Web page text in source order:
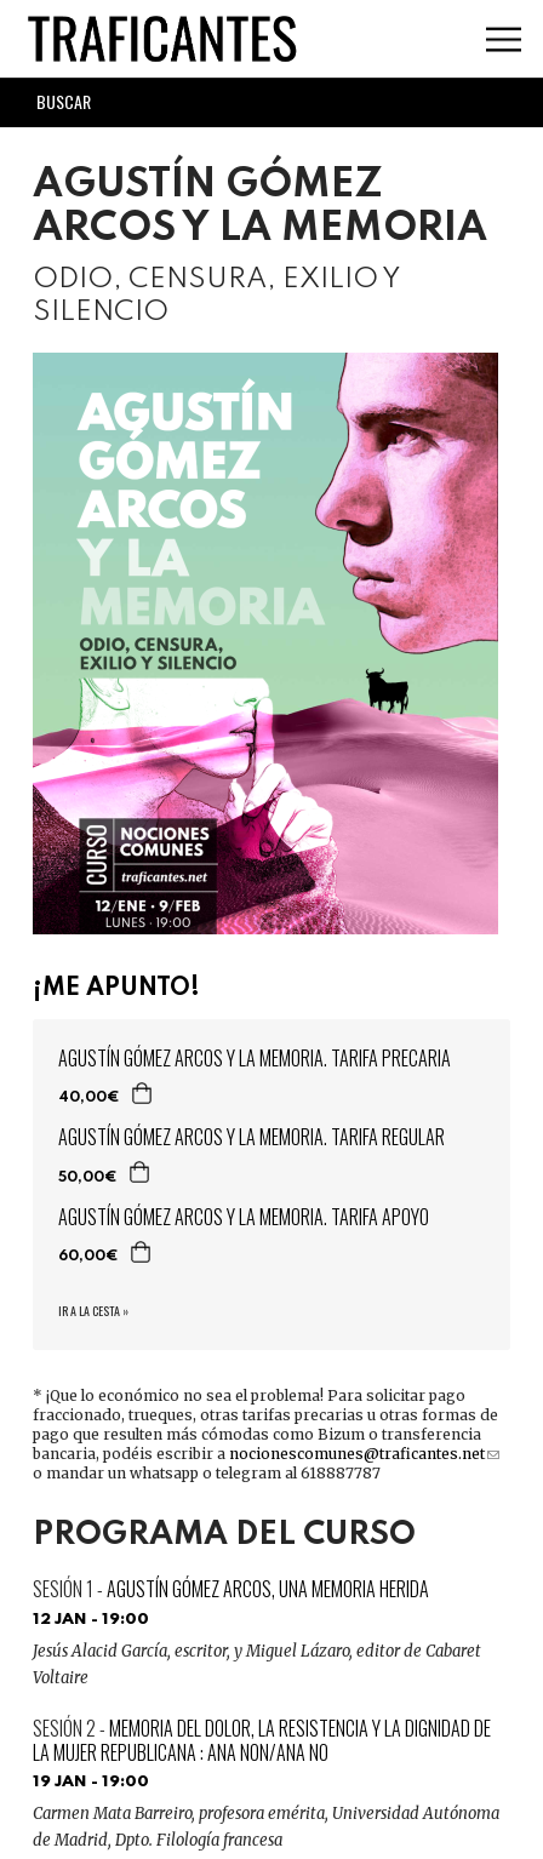
Skip
main
content
SEARCH
FORM
AGUSTÍN GÓMEZ
ARCOS Y LA MEMORIA
ODIO, CENSURA, EXILIO Y
SILENCIO
¡ME APUNTO!
AGUSTÍN GÓMEZ ARCOS Y LA MEMORIA. TARIFA PRECARIA
40,00€
AGUSTÍN GÓMEZ ARCOS Y LA MEMORIA. TARIFA REGULAR
50,00€
AGUSTÍN GÓMEZ ARCOS Y LA MEMORIA. TARIFA APOYO
60,00€
IR A LA CESTA »
* ¡Que lo económico no sea el problema! Para solicitar pago
fraccionado, trueques, otras tarifas precarias u otras formas de
pago que resulten más cómodas como Bizum o transferencia
bancaria, podéis escribir a nocionescomunes@traficantes.net(link
o mandar un whatsapp o telegram al 618887787
PROGRAMA DEL CURSO
AGUSTÍN GÓMEZ ARCOS, UNA MEMORIA HERIDA
12 JAN - 19:00
Jesús Alacid García, escritor, y Miguel Lázaro, editor de Cabaret
Voltaire
MEMORIA DEL DOLOR, LA RESISTENCIA Y LA DIGNIDAD DE
LA MUJER REPUBLICANA : ANA NON/ANA NO
19 JAN - 19:00
Carmen Mata Barreiro, profesora emérita, Universidad Autónoma
de Madrid, Dpto. Filología francesa